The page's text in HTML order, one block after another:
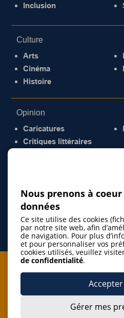
Inclusion
Culture
Arts
Cinéma
Histoire
Opinion
Caricatures
Critiques littéraires
Je m'abonne
J’accepte de m’abonner à l’infolettre
Nous prenons à
données
Ce site utilise des cookies
par notre site web, afin
de navigation. Pour plus
et pour personnaliser vos
cookies utilisés, veuillez
de confidentialité.
Gérer mes